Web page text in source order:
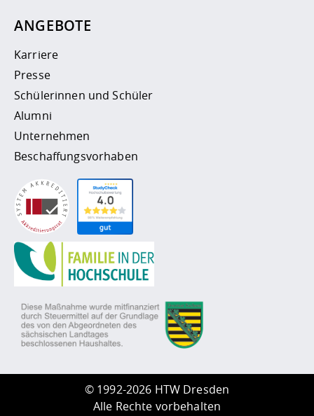
ANGEBOTE
Karriere
Presse
Schülerinnen und Schüler
Alumni
Unternehmen
Beschaffungsvorhaben
© 1992-2026 HTW Dresden
Alle Rechte vorbehalten